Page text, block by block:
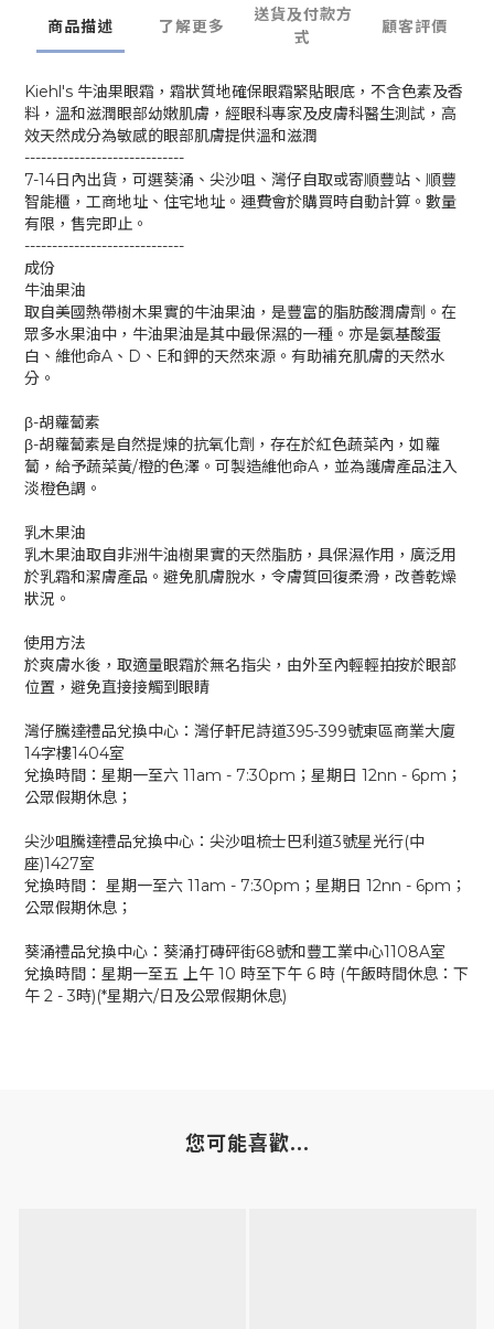
商品描述 了解更多
送貨及付款方
式
顧客評價
Kiehl's 牛油果眼霜，霜狀質地確保眼霜緊貼眼底，不含色素及香
料，溫和滋潤眼部幼嫩肌膚，經眼科專家及皮膚科醫生測試，高
效天然成分為敏感的眼部肌膚提供溫和滋潤
-----------------------------
7-14日內出貨，可選葵涌、尖沙咀、灣仔自取或寄順豐站、順豐
智能櫃，工商地址、住宅地址。運費會於購買時自動計算。數量
有限，售完即止。
-----------------------------
成份
牛油果油
取自美國熱帶樹木果實的牛油果油，是豐富的脂肪酸潤膚劑。在
眾多水果油中，牛油果油是其中最保濕的一種。亦是氨基酸蛋
白、維他命A、D、E和鉀的天然來源。有助補充肌膚的天然水
分。
β-胡蘿蔔素
β-胡蘿蔔素是自然提煉的抗氧化劑，存在於紅色蔬菜內，如蘿
蔔，給予蔬菜黃/橙的色澤。可製造維他命A，並為護膚產品注入
淡橙色調。
乳木果油
乳木果油取自非洲牛油樹果實的天然脂肪，具保濕作用，廣泛用
於乳霜和潔膚產品。避免肌膚脫水，令膚質回復柔滑，改善乾燥
狀況。
使用方法
於爽膚水後，取適量眼霜於無名指尖，由外至內輕輕拍按於眼部
位置，避免直接接觸到眼睛
灣仔騰達禮品兌換中心：灣仔軒尼詩道395-399號東區商業大廈
14字樓1404室
兌換時間：星期一至六 11am - 7:30pm；星期日 12nn - 6pm；
公眾假期休息；
尖沙咀騰達禮品兌換中心：尖沙咀梳士巴利道3號星光行(中
座)1427室
兌換時間： 星期一至六 11am - 7:30pm；星期日 12nn - 6pm；
公眾假期休息；
葵涌禮品兌換中心：葵涌打磚砰街68號和豐工業中心1108A室
兌換時間：星期一至五 上午 10 時至下午 6 時 (午飯時間休息：下
午 2 - 3時)(*星期六/日及公眾假期休息)
您可能喜歡...